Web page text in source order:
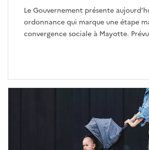
Le Gouvernement présente
ordonnance qui marque une étape
convergence sociale à Mayotte.